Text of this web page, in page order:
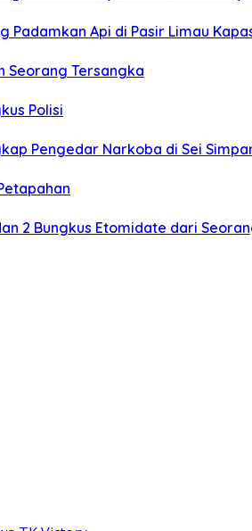
Padamkan Api di Pasir Limau
Seorang Tersangka
Polisi
Pengedar Narkoba di Sei
2 Bungkus Etomidate dari